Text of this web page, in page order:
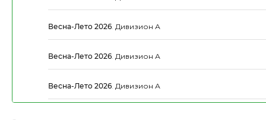
Весна-Лето 2026. Дивизион А
Весна-Лето 2026. Дивизион А
Весна-Лето 2026. Дивизион А